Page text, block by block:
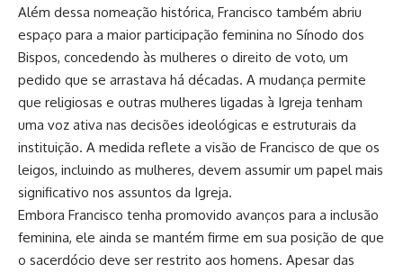
Além dessa nomeação histórica, Francisco também abriu
espaço para a maior participação feminina no Sínodo dos
Bispos, concedendo às mulheres o direito de voto, um
pedido que se arrastava há décadas. A mudança permite
que religiosas e outras mulheres ligadas à Igreja tenham
uma voz ativa nas decisões ideológicas e estruturais da
instituição. A medida reflete a visão de Francisco de que os
leigos, incluindo as mulheres, devem assumir um papel mais
significativo nos assuntos da Igreja.
Embora Francisco tenha promovido avanços para a inclusão
feminina, ele ainda se mantém firme em sua posição de que
o sacerdócio deve ser restrito aos homens. Apesar das